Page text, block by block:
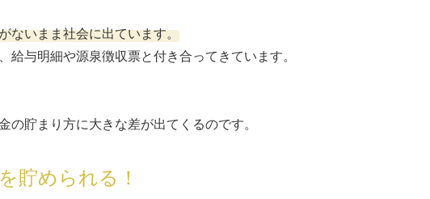
ないまま社会に出ています。
与明細や源泉徴収票と付き合ってきています。
貯まり方に大きな差が出てくるのです。
貯められる！